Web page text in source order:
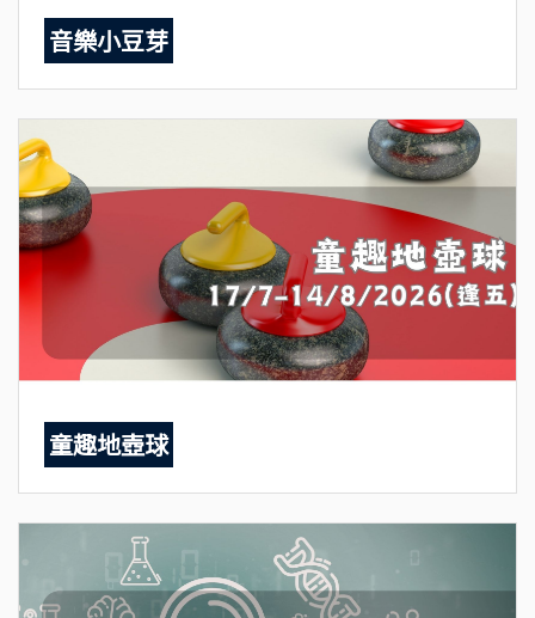
音樂小豆芽
童趣地壺球